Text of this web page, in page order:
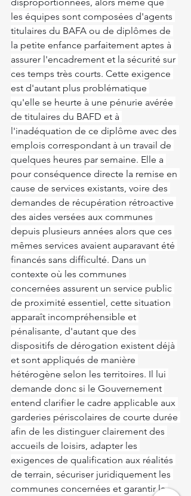
les équipes sont composées d'agents
titulaires du BAFA ou de diplômes de
la petite enfance parfaitement aptes à
assurer l'encadrement et la sécurité sur
ces temps très courts. Cette exigence
est d'autant plus problématique
qu'elle se heurte à une pénurie avérée
de titulaires du BAFD et à
l'inadéquation de ce diplôme avec des
emplois correspondant à un travail de
quelques heures par semaine. Elle a
pour conséquence directe la remise en
cause de services existants, voire des
demandes de récupération rétroactive
des aides versées aux communes
depuis plusieurs années alors que ces
mêmes services avaient auparavant été
financés sans difficulté. Dans un
contexte où les communes
concernées assurent un service public
de proximité essentiel, cette situation
apparaît incompréhensible et
pénalisante, d'autant que des
dispositifs de dérogation existent déjà
et sont appliqués de manière
hétérogène selon les territoires. Il lui
demande donc si le Gouvernement
entend clarifier le cadre applicable aux
garderies périscolaires de courte durée
afin de les distinguer clairement des
accueils de loisirs, adapter les
exigences de qualification aux réalités
de terrain, sécuriser juridiquement les
communes concernées et garantir la